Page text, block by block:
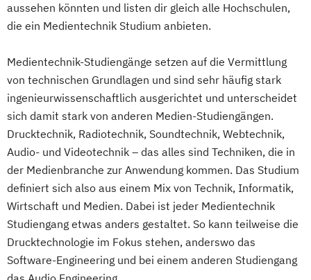
aussehen könnten und listen dir gleich alle Hochschulen,
die ein Medientechnik Studium anbieten.
Medientechnik-Studiengänge setzen auf die Vermittlung
von technischen Grundlagen und sind sehr häufig stark
ingenieurwissenschaftlich ausgerichtet und unterscheidet
sich damit stark von anderen Medien-Studiengängen.
Drucktechnik, Radiotechnik, Soundtechnik, Webtechnik,
Audio- und Videotechnik – das alles sind Techniken, die in
der Medienbranche zur Anwendung kommen. Das Studium
definiert sich also aus einem Mix von Technik, Informatik,
Wirtschaft und Medien. Dabei ist jeder Medientechnik
Studiengang etwas anders gestaltet. So kann teilweise die
Drucktechnologie im Fokus stehen, anderswo das
Software-Engineering und bei einem anderen Studiengang